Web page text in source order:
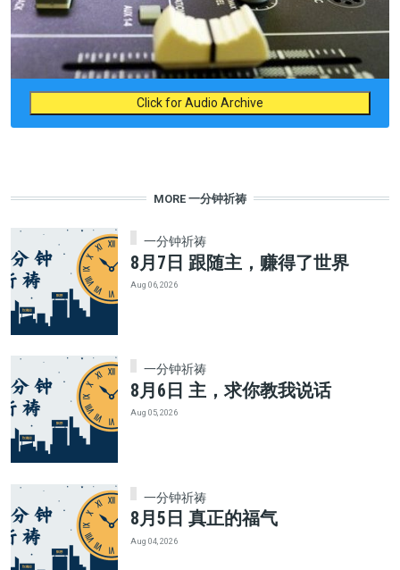
Click for Audio Archive
MORE 一分钟祈祷
一分钟祈祷
8月7日 跟随主，赚得了世界
Aug 06, 2026
一分钟祈祷
8月6日 主，求你教我说话
Aug 05, 2026
一分钟祈祷
8月5日 真正的福气
Aug 04, 2026